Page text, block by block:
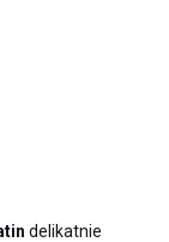
delikatnie